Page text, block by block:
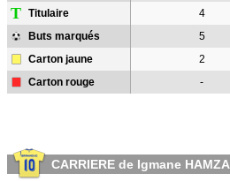
T Titulaire 4
Buts marqués 5
Carton jaune 2
Carton rouge -
CARRIERE de Igmane HAMZA